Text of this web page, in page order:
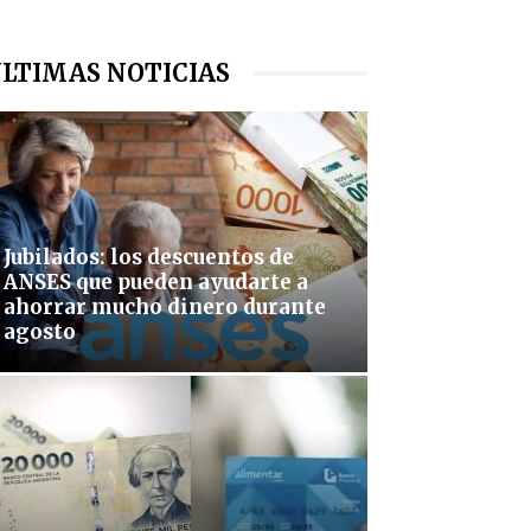
NOTICIAS
Jubilados: los descuentos de
ANSES que pueden ayudarte a
ahorrar mucho dinero durante
agosto